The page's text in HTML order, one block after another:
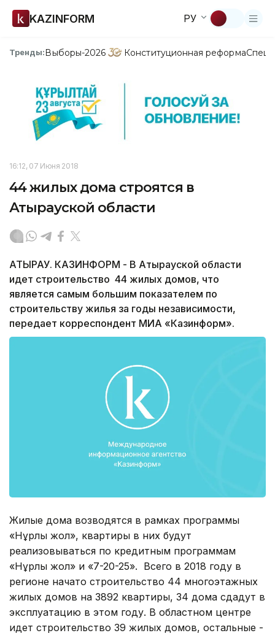
KAZINFORM РУ
Тренды:Выборы-2026 Конституционная реформа
16:12, 07 Июня 2018
44 жилых дома строятся в
Атырауской области
АТЫРАУ. КАЗИНФОРМ - В Атырауской области
идет строительство 44 жилых домов, что
является самым большим показателем по
строительству жилья за годы независимости,
передает корреспондент МИА «Казинформ».
Жилые дома возводятся в рамках программы
«Нұрлы жол», квартиры в них будут
реализовываться по кредитным программам
«Нұрлы жол» и «7-20-25». Всего в 2018 году в
регионе начато строительство 44 многоэтажных
жилых домов на 3892 квартиры, 34 дома сдадут в
эксплуатацию в этом году. В областном центре
идет строительство 39 жилых домов, остальные -